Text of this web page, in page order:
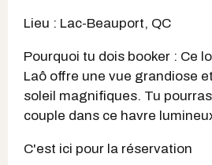
Lieu : Lac-Beauport, QC
Pourquoi tu dois booker : Ce
Laô offre une vue grandiose
soleil magnifiques. Tu
couple dans ce havre
C'est ici pour la réservation